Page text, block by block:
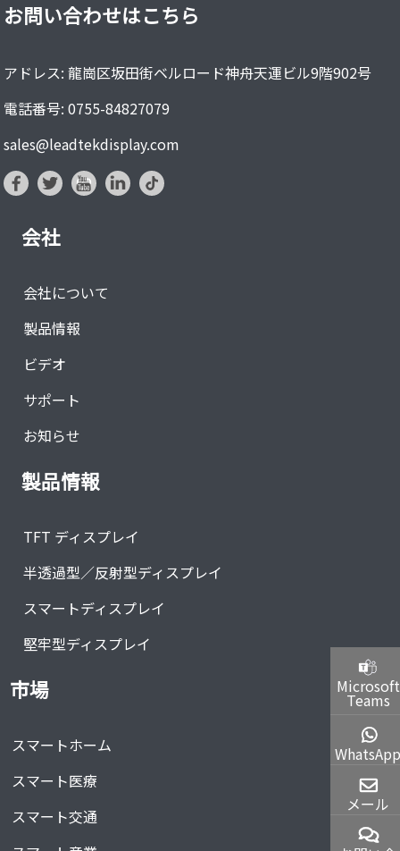
お問い合わせはこちら
アドレス: 龍崗区坂田街ベルロード神舟天運ビル9階902号
電話番号: 0755-84827079
sales@leadtekdisplay.com
会社
会社について
製品情報
ビデオ
サポート
お知らせ
製品情報
TFT ディスプレイ
半透過型／反射型ディスプレイ
スマートディスプレイ
堅牢型ディスプレイ
市場
スマートホーム
スマート医療
スマート交通
Microsoft
Teams
WhatsApp
メール